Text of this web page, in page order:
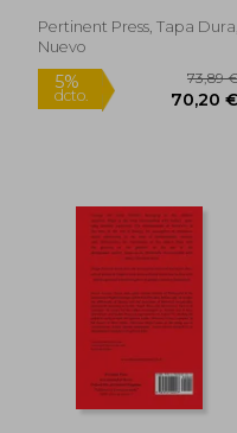
dcto.
Pertinent Press, Tapa Dura,
Nuevo